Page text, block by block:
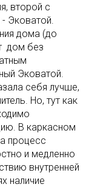
второй с
- Эковатой.
дома (до
дом без
Эковатой.
себя лучше,
Но, тут как
В каркасном
процесс
и медленно
внутренней
наличие